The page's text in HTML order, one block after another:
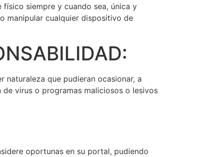
siempre y cuando sea, única y
manipular cualquier dispositivo de
naturaleza que pudieran ocasionar, a
virus o programas maliciosos o lesivos
oportunas en su portal, pudiendo